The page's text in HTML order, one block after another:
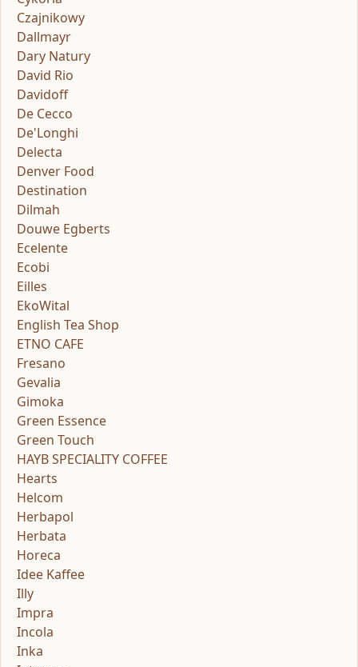
Czajnikowy
Dallmayr
Dary Natury
David Rio
Davidoff
De Cecco
De'Longhi
Delecta
Denver Food
Destination
Dilmah
Douwe Egberts
Ecelente
Ecobi
Eilles
EkoWital
English Tea Shop
ETNO CAFE
Fresano
Gevalia
Gimoka
Green Essence
Green Touch
HAYB SPECIALITY COFFEE
Hearts
Helcom
Herbapol
Herbata
Horeca
Idee Kaffee
Illy
Impra
Incola
Inka